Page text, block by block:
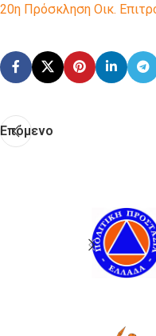
20η Πρόσκληση Οικ.
Επόμενο